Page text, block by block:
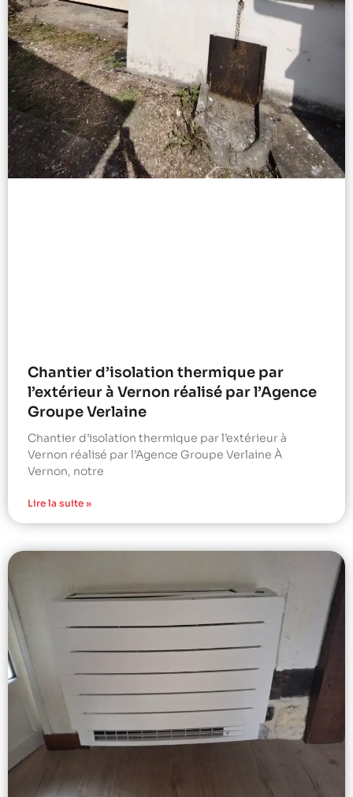
Chantier d’isolation thermique par
l’extérieur à Vernon réalisé par l’Agence
Groupe Verlaine
Chantier d’isolation thermique par l’extérieur à
Vernon réalisé par l’Agence Groupe Verlaine À
Vernon, notre
Lire la suite »